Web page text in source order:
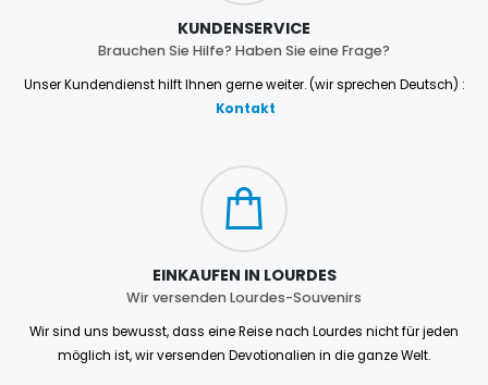
KUNDENSERVICE
Brauchen Sie Hilfe? Haben Sie eine Frage?
Unser Kundendienst hilft Ihnen gerne weiter. (wir sprechen Deutsch) :
Kontakt
EINKAUFEN IN LOURDES
Wir versenden Lourdes-Souvenirs
Wir sind uns bewusst, dass eine Reise nach Lourdes nicht für jeden
möglich ist, wir versenden Devotionalien in die ganze Welt.